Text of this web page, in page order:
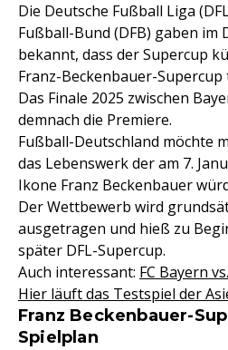
Die Deutsche Fußball Liga
Fußball-Bund (DFB) gaben im
bekannt, dass der Supercup
Franz-Beckenbauer-
Das Finale 2025 zwischen
demnach die Premiere.
Fußball-Deutschland möchte
das Lebenswerk der am 7.
Ikone Franz Beckenbauer
Der Wettbewerb wird
ausgetragen und hieß zu
später DFL-Supercup.
Auch interessant: FC Bayern
Hier läuft das Testspiel der
Franz Beckenbauer-
Spielplan